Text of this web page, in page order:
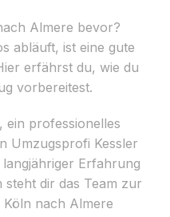
Almere bevor?
abläuft, ist eine gute
erfährst du, wie du
vorbereitest.
ein professionelles
Umzugsprofi Kessler
Erfahrung
steht dir das Team zur
nach Almere